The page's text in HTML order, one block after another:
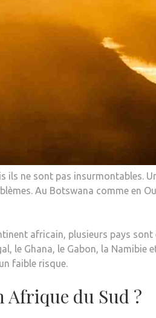
ils ne sont pas insurmontables.
Au Botswana comme en
africain, plusieurs pays
le Ghana, le Gabon, la Namibie
faible risque.
Afrique du Sud ?